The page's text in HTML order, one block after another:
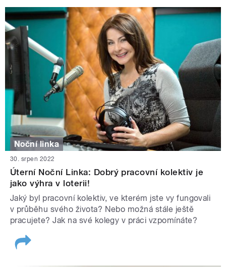
Noční linka
30. srpen 2022
Úterní Noční Linka: Dobrý pracovní kolektiv je
jako výhra v loterii!
Jaký byl pracovní kolektiv, ve kterém jste vy fungovali
v průběhu svého života? Nebo možná stále ještě
pracujete? Jak na své kolegy v práci vzpomínáte?